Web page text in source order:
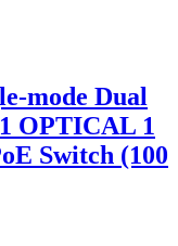
mode Dual
OPTICAL 1
Switch (100